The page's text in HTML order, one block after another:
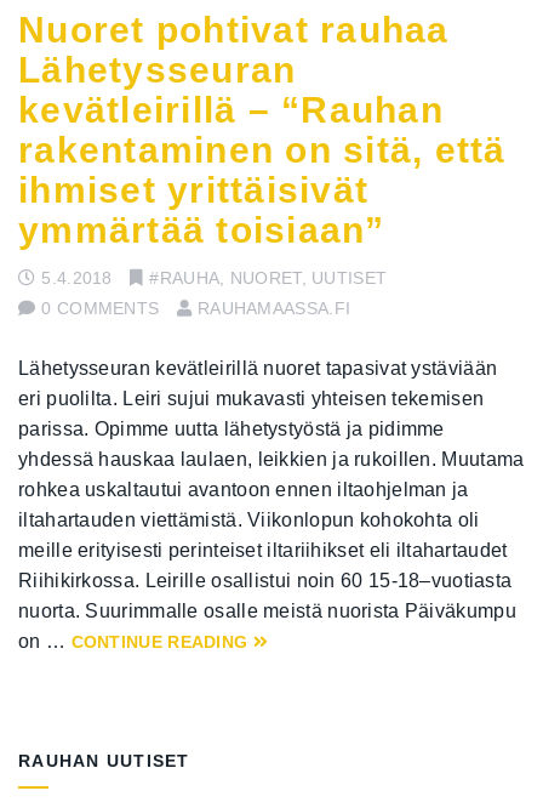
Nuoret pohtivat rauhaa
Lähetysseuran
kevätleirillä – “Rauhan
rakentaminen on sitä, että
ihmiset yrittäisivät
ymmärtää toisiaan”
5.4.2018 #RAUHA, NUORET, UUTISET
0 COMMENTS
RAUHAMAASSA.FI
Lähetysseuran kevätleirillä nuoret tapasivat ystäviään
eri puolilta. Leiri sujui mukavasti yhteisen tekemisen
parissa. Opimme uutta lähetystyöstä ja pidimme
yhdessä hauskaa laulaen, leikkien ja rukoillen. Muutama
rohkea uskaltautui avantoon ennen iltaohjelman ja
iltahartauden viettämistä. Viikonlopun kohokohta oli
meille erityisesti perinteiset iltariihikset eli iltahartaudet
Riihikirkossa. Leirille osallistui noin 60 15-18–vuotiasta
nuorta. Suurimmalle osalle meistä nuorista Päiväkumpu
on … CONTINUE READING
RAUHAN UUTISET